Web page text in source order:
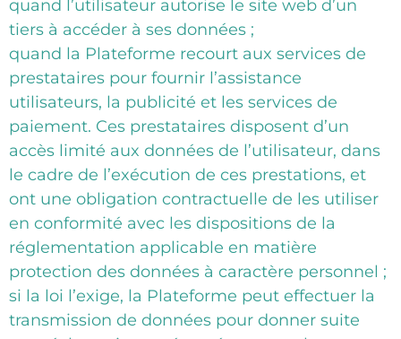
quand l’utilisateur autorise le site web d’un
tiers à accéder à ses données ;
quand la Plateforme recourt aux services de
prestataires pour fournir l’assistance
utilisateurs, la publicité et les services de
paiement. Ces prestataires disposent d’un
accès limité aux données de l’utilisateur, dans
le cadre de l’exécution de ces prestations, et
ont une obligation contractuelle de les utiliser
en conformité avec les dispositions de la
réglementation applicable en matière
protection des données à caractère personnel ;
si la loi l’exige, la Plateforme peut effectuer la
transmission de données pour donner suite